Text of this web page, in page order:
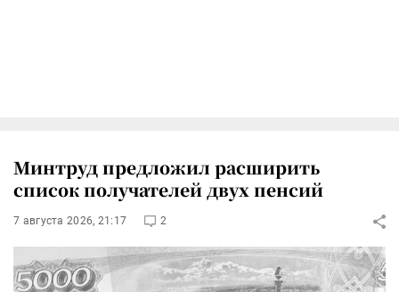
Минтруд предложил расширить
список получателей двух пенсий
7 августа 2026, 21:17 2